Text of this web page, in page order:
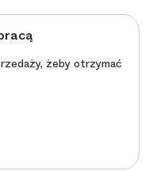
żeby otrzymać